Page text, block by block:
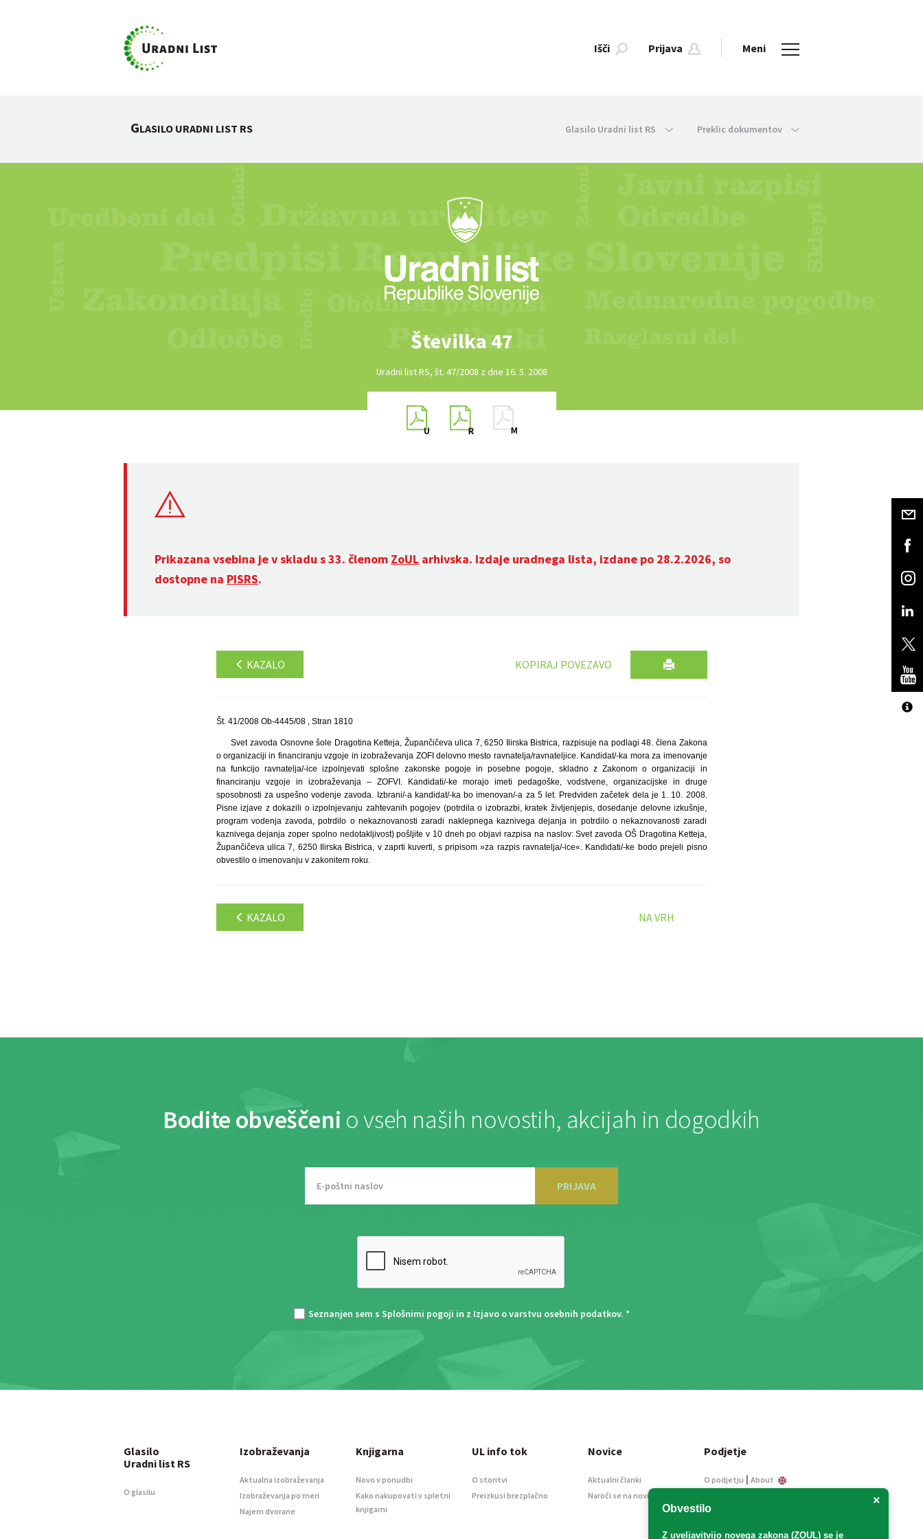
Išči Prijava Meni
GLASILO URADNI LIST RS Glasilo Uradni list RS Preklic dokumentov
Številka 47
Uradni list RS, št. 47/2008 z dne 16. 5. 2008
Prikazana vsebina je v skladu s 33. členom ZoUL arhivska. Izdaje uradnega lista, izdane po 28.2.2026, so
dostopne na PISRS.
KAZALO KOPIRAJ POVEZAVO
Št. 41/2008 Ob-4445/08 , Stran 1810
Svet zavoda Osnovne šole Dragotina Ketteja, Župančičeva ulica 7, 6250 Ilirska Bistrica, razpisuje na podlagi 48. člena Zakona
o organizaciji in financiranju vzgoje in izobraževanja ZOFI delovno mesto ravnatelja/ravnateljice. Kandidat/-ka mora za imenovanje
na funkcijo ravnatelja/-ice izpolnjevati splošne zakonske pogoje in posebne pogoje, skladno z Zakonom o organizaciji in
financiranju vzgoje in izobraževanja – ZOFVI. Kandidati/-ke morajo imeti pedagoške, vodstvene, organizacijske in druge
sposobnosti za uspešno vodenje zavoda. Izbrani/-a kandidat/-ka bo imenovan/-a za 5 let. Predviden začetek dela je 1. 10. 2008.
Pisne izjave z dokazili o izpolnjevanju zahtevanih pogojev (potrdila o izobrazbi, kratek življenjepis, dosedanje delovne izkušnje,
program vodenja zavoda, potrdilo o nekaznovanosti zaradi naklepnega kaznivega dejanja in potrdilo o nekaznovanosti zaradi
kaznivega dejanja zoper spolno nedotakljivost) pošljite v 10 dneh po objavi razpisa na naslov: Svet zavoda OŠ Dragotina Ketteja,
Župančičeva ulica 7, 6250 Ilirska Bistrica, v zaprti kuverti, s pripisom »za razpis ravnatelja/-ice«. Kandidati/-ke bodo prejeli pisno
obvestilo o imenovanju v zakonitem roku.
KAZALO NA VRH
Bodite obveščeni o vseh naših novostih, akcijah in dogodkih
PRIJAVA
Seznanjen sem s Splošnimi pogoji in z Izjavo o varstvu osebnih podatkov. *
×
Obvestilo
Z uveljavitvijo novega zakona (ZOUL) se je
Glasilo
Uradni list RS
O glasilu
Izobraževanja
Aktualna izobraževanja
Izobraževanja po meri
Najem dvorane
Knjigarna
Novo v ponudbi
Kako nakupovati v spletni
knjigarni
UL info tok
O storitvi
Preizkusi brezplačno
Novice
Aktualni članki
Naroči se na novice
Podjetje
O podjetju | About
Informacije javnega